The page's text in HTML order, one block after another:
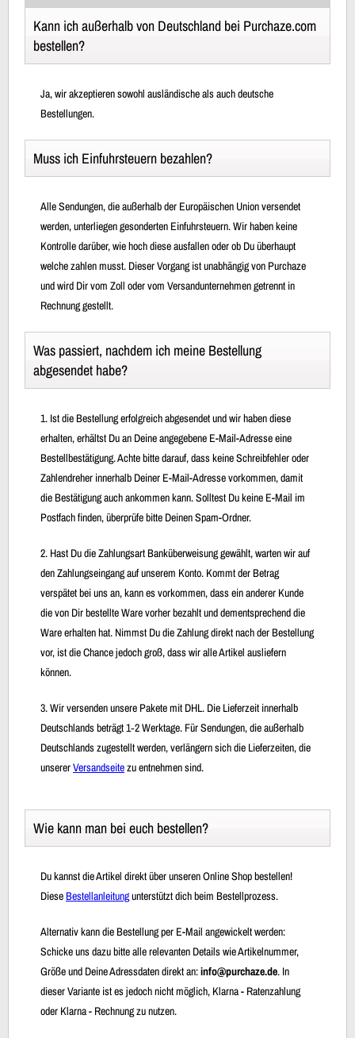
Kann ich außerhalb von Deutschland bei Purchaze.com
bestellen?
Ja, wir akzeptieren sowohl ausländische als auch deutsche
Bestellungen.
Muss ich Einfuhrsteuern bezahlen?
Alle Sendungen, die außerhalb der Europäischen Union versendet
werden, unterliegen gesonderten Einfuhrsteuern. Wir haben keine
Kontrolle darüber, wie hoch diese ausfallen oder ob Du überhaupt
welche zahlen musst. Dieser Vorgang ist unabhängig von Purchaze
und wird Dir vom Zoll oder vom Versandunternehmen getrennt in
Rechnung gestellt.
Was passiert, nachdem ich meine Bestellung
abgesendet habe?
1. Ist die Bestellung erfolgreich abgesendet und wir haben diese
erhalten, erhältst Du an Deine angegebene E-Mail-Adresse eine
Bestellbestätigung. Achte bitte darauf, dass keine Schreibfehler oder
Zahlendreher innerhalb Deiner E-Mail-Adresse vorkommen, damit
die Bestätigung auch ankommen kann. Solltest Du keine E-Mail im
Postfach finden, überprüfe bitte Deinen Spam-Ordner.
2. Hast Du die Zahlungsart Banküberweisung gewählt, warten wir auf
den Zahlungseingang auf unserem Konto. Kommt der Betrag
verspätet bei uns an, kann es vorkommen, dass ein anderer Kunde
die von Dir bestellte Ware vorher bezahlt und dementsprechend die
Ware erhalten hat. Nimmst Du die Zahlung direkt nach der Bestellung
vor, ist die Chance jedoch groß, dass wir alle Artikel ausliefern
können.
3. Wir versenden unsere Pakete mit DHL. Die Lieferzeit innerhalb
Deutschlands beträgt 1‐2 Werktage. Für Sendungen, die außerhalb
Deutschlands zugestellt werden, verlängern sich die Lieferzeiten, die
unsererVersandseitezu entnehmen sind.
Wie kann man bei euch bestellen?
Du kannst die Artikel direkt über unseren Online Shop bestellen!
DieseBestellanleitungunterstützt dich beim Bestellprozess.
Alternativ kann die Bestellung per E-Mail angewickelt werden:
Schicke uns dazu bitte alle relevanten Details wie Artikelnummer,
Größe und Deine Adressdaten direkt an:info@purchaze.de. In
dieser Variante ist es jedoch nicht möglich, Klarna - Ratenzahlung
oder Klarna - Rechnung zu nutzen.